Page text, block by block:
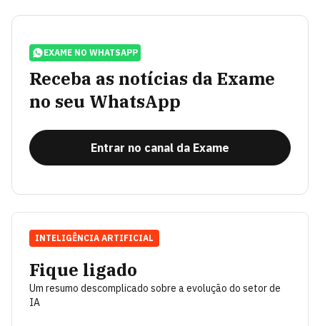
EXAME NO WHATSAPP
Receba as notícias da Exame
no seu WhatsApp
Entrar no canal da Exame
Fique ligado
Um resumo descomplicado sobre a evolução do setor de
IA
INTELIGÊNCIA ARTIFICIAL